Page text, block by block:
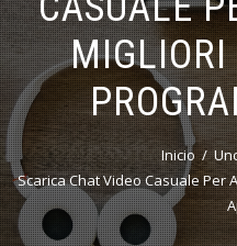
MIGLIORI
Inicio
Scarica Chat Video Casuale Per